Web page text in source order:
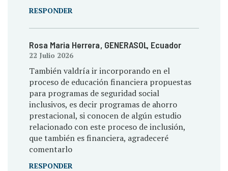
RESPONDER
Rosa Maria Herrera, GENERASOL, Ecuador
22 Julio 2026
También valdría ir incorporando en el
proceso de educación financiera propuestas
para programas de seguridad social
inclusivos, es decir programas de ahorro
prestacional, si conocen de algún estudio
relacionado con este proceso de inclusión,
que también es financiera, agradeceré
comentarlo
RESPONDER